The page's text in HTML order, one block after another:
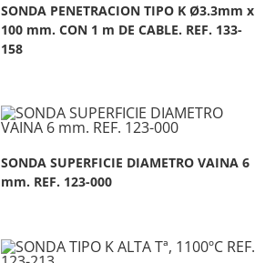
SONDA PENETRACION TIPO K Ø3.3mm x
100 mm. CON 1 m DE CABLE. REF. 133-
158
SONDA SUPERFICIE DIAMETRO VAINA 6
mm. REF. 123-000